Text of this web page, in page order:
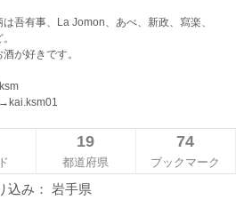
吾有事、La Jomon、あべ、新政、寫楽、
が好きです。
19
都道府県
74
ブックマーク
込み： 岩手県